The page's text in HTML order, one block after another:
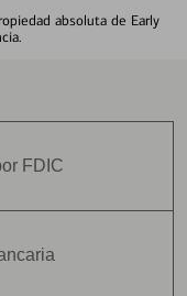
absoluta de Early
FDIC